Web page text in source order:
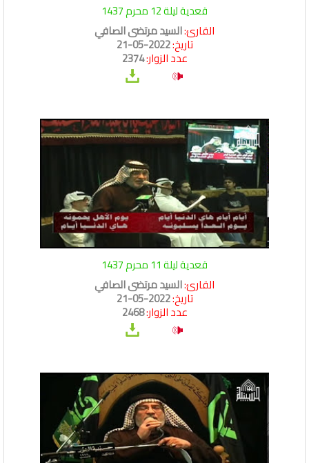
قعدية ليلة 12 محرم 1437
القارئ:السيد مرتضى الصافي
تاريخ:2022-05-21
عدد الزوار:2374
قعدية ليلة 11 محرم 1437
القارئ:السيد مرتضى الصافي
تاريخ:2022-05-21
عدد الزوار:2468